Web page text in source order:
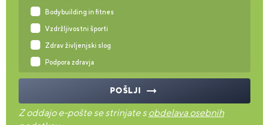
Bodybuilding in fitnes
Vzdržljivostni športi
Zdrav življenjski slog
Podpora zdravja
POŠLJI
Z oddajo e-pošte se strinjate sobdelava osebnih